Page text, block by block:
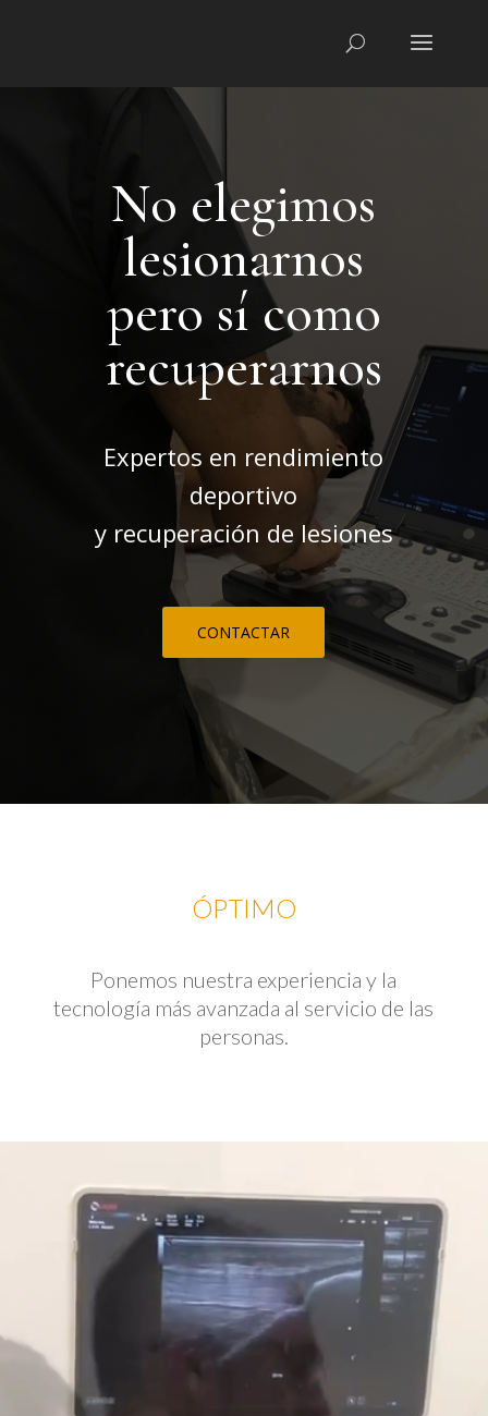
No elegimos
lesionarnos
pero sí como
recuperarnos
Expertos en rendimiento
deportivo
y recuperación de lesiones
CONTACTAR
ÓPTIMO
Ponemos nuestra experiencia y la
tecnología más avanzada al servicio de las
personas.